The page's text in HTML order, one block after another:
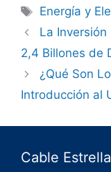
Energía y
La
2,4 Billones de
¿Qué Son
Introducción al
Cable Estrella